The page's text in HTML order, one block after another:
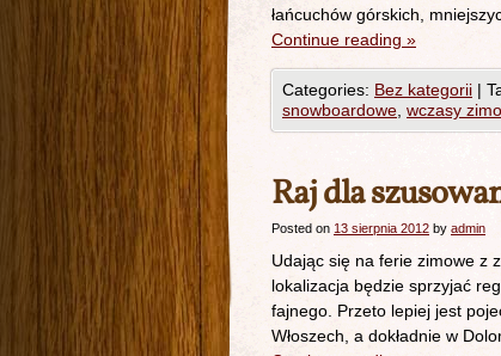
łańcuchów górskich,
Continue reading »
Categories: Bez kategorii |
snowboardowe wczasy
Raj dla
Posted on 13 sierpnia 2012 by admin
Udając się na ferie zimowe z
lokalizacja będzie sprzyjać
fajnego. Przeto lepiej jest
Włoszech, a dokładnie w